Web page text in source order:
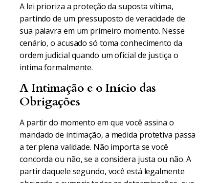
A lei prioriza a proteção da suposta vítima,
partindo de um pressuposto de veracidade de
sua palavra em um primeiro momento. Nesse
cenário, o acusado só toma conhecimento da
ordem judicial quando um oficial de justiça o
intima formalmente.
A Intimação e o Início das
Obrigações
A partir do momento em que você assina o
mandado de intimação, a medida protetiva passa
a ter plena validade. Não importa se você
concorda ou não, se a considera justa ou não. A
partir daquele segundo, você está legalmente